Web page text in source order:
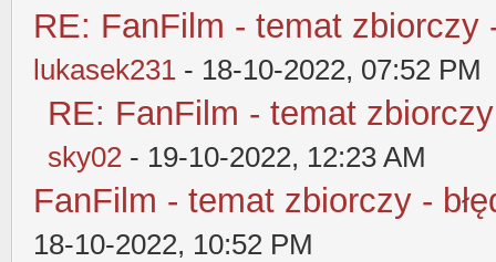
RE: FanFilm - temat zbiorczy
lukasek231 - 18-10-2022, 07:52 PM
RE: FanFilm - temat
sky02 - 19-10-2022, 12:23 AM
FanFilm - temat zbiorczy -
18-10-2022, 10:52 PM